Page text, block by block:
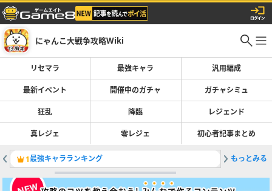
にゃんこ大戦争攻略Wiki
リセマラ 最強キャラ 汎用編成
最新イベント 開催中のガチャ ガチャシミュ
狂乱 降臨 レジェンド
真レジェ 零レジェ 初心者記事まとめ
1最強キャラランキング 2鉄腕！
もっとみる